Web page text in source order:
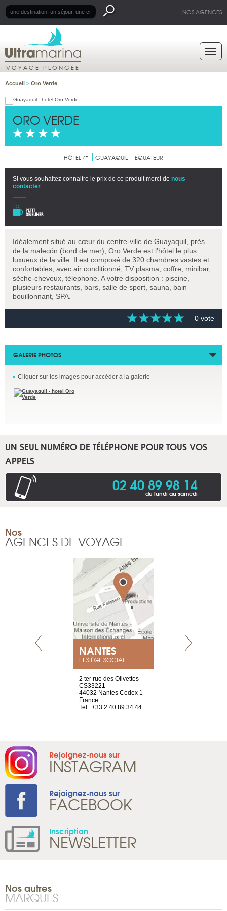
NOS AGENCES
VOYAGE PLONGÉE
Accueil > Oro Verde
ORO VERDE
HÔTEL 4* GUAYAQUIL EQUATEUR
Si vous souhaitez connaitre le prix de ce produit merci de nous
contacter
Idéalement situé au cœur du centre-ville de Guayaquil, près
de la malecón (bord de mer), Oro Verde est l’hôtel le plus
luxueux de la ville. Il est composé de 320 chambres vastes et
confortables, avec air conditionné, TV plasma, coffre, minibar,
sèche-cheveux, télephone. A votre disposition : piscine,
plusieurs restaurants, bars, salle de sport, sauna, bain
bouillonnant, SPA.
0 vote
GALERIE PHOTOS
Cliquer sur les images pour accéder à la galerie
UN SEUL NUMÉRO DE TÉLÉPHONE POUR TOUS VOS
APPELS
02 40 89 98 14
du lundi au samedi
Nos
AGENCES DE VOYAGE
NANTES
ET SIÈGE SOCIAL
2 ter rue des Olivettes
CS33221
44032 Nantes Cedex 1
France
Tel : +33 2 40 89 34 44
Rejoignez-nous sur
INSTAGRAM
Rejoignez-nous sur
FACEBOOK
Inscription
NEWSLETTER
Nos autres
MARQUES